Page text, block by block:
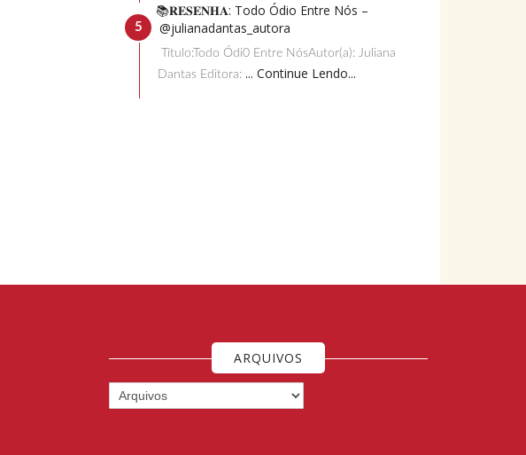
📚𝐑𝐄𝐒𝐄𝐍𝐇𝐀: Todo Ódio Entre Nós –
@julianadantas_autora
Título:Todo Ódi0 Entre NósAutor(a): Juliana
Dantas Editora: ... Continue Lendo...
ARQUIVOS